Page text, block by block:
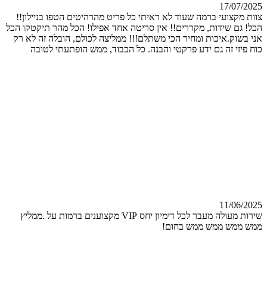
17/07/2025
צוות מקצועי ברמה שעוד לא ראיתי כל פריט מהרהיטים הטפו בניילון!!
הכל! גם שידות, מקררים!! אין סריטה אחד אפילו! הכל מהר תיקטקו הכל
אני בשוק.איכות ומחיר הכי משתלם!!! ממליצה לכולם, הובלה זה לא רק
כוח פיזי זה גם ידע פרקטי והבנה. כל הכבוד, ממש הופתעתי לטובה
11/06/2025
שירות מעולה מעבר לכל דימיון יחס VIP מקצוענים ברמות על .ממליץ
ממש ממש ממש ממש בחום!